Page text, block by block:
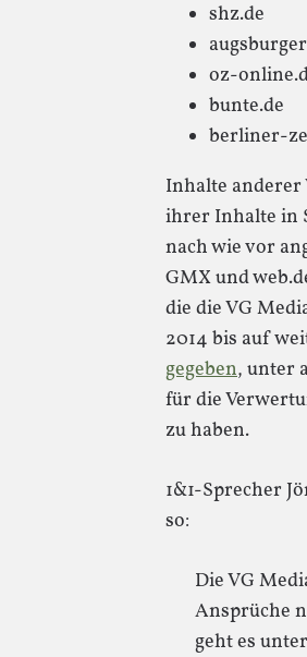
shz.de
oz-
bunte.de
berliner-
Inhalte anderer
ihrer Inhalte in
nach wie vor
GMX und
die die VG
2014 bis auf
gegeben, unter
für die
zu haben.
1&1-Sprecher
so:
Die VG
Ansprüche
geht es